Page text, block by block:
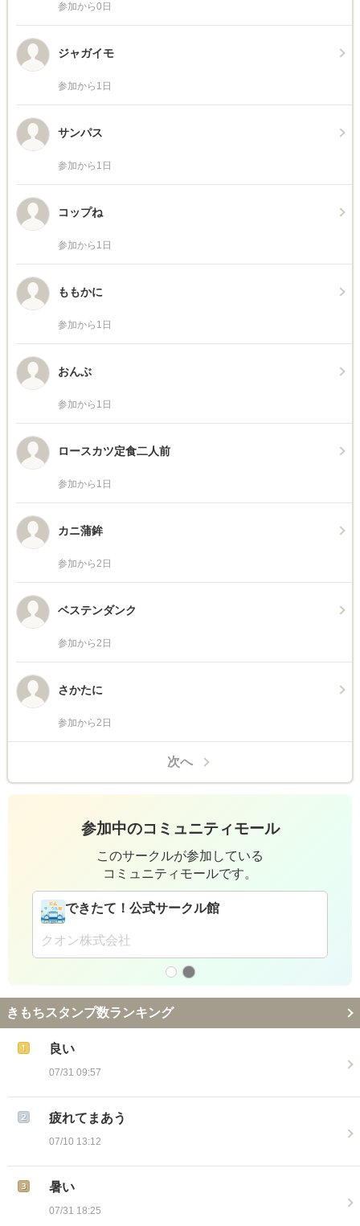
参加から0日
ジャガイモ
参加から1日
サンパス
参加から1日
コップね
参加から1日
ももかに
参加から1日
おんぶ
参加から1日
ロースカツ定食二人前
参加から1日
カニ蒲鉾
参加から2日
ベステンダンク
参加から2日
さかたに
参加から2日
次へ
参加中のコミュニティモール
このサークルが参加している
コミュニティモールです。
できたて！公式サークル館
クオン株式会社
きもちスタンプ数ランキング
良い
07/31 09:57
疲れてまあう
07/10 13:12
暑い
07/31 18:25